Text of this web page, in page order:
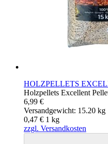
HOLZPELLETS
Holzpellets Excellent
6,99 €
Versandgewicht: 15.20 kg
0,47 € 1 kg
zzgl. Versandkosten